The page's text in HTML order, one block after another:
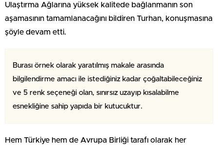
Ulaştırma Ağlarına yüksek kalitede bağlanmanın son
aşamasının tamamlanacağını bildiren Turhan, konuşmasına
şöyle devam etti.
Burası örnek olarak yaratılmış makale arasında
bilgilendirme amacı ile istediğiniz kadar çoğaltabileceğiniz
ve 5 renk seçeneği olan, sınırsız uzayıp kısalabilme
esnekliğine sahip yapıda bir kutucuktur.
Hem Türkiye hem de Avrupa Birliği tarafı olarak her